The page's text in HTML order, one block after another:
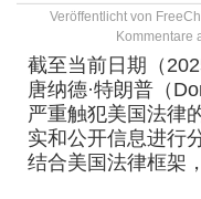
Veröffentlicht von
Kommentare
截至当前日期（
唐纳德·特朗普（
严重触犯美国法律
实和公开信息进行
结合美国法律框架